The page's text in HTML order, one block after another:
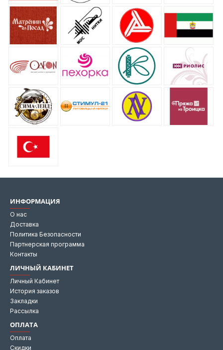
ИНФОРМАЦИЯ
О нас
Доставка
Политика Безопасности
Партнерская программа
Контакты
ЛИЧНЫЙ КАБИНЕТ
Личный Кабинет
История заказов
Закладки
Рассылка
ОПЛАТА
Оплата
Скидки